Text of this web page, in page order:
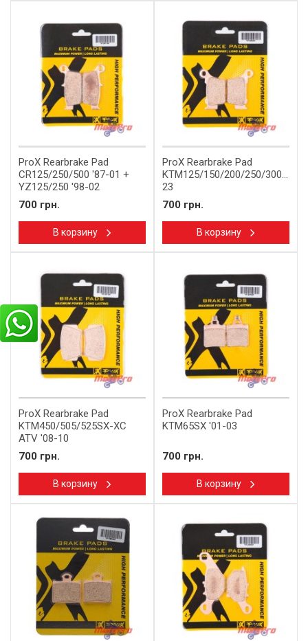
ProX Rearbrake Pad
CR125/250/500 '87-01 +
YZ125/250 '98-02
700 грн.
В корзину
ProX Rearbrake Pad
KTM125/150/200/250/300/
23
700 грн.
В корзину
ProX Rearbrake Pad
KTM450/505/525SX-XC
ATV '08-10
700 грн.
В корзину
ProX Rearbrake Pad
KTM65SX '01-03
700 грн.
В корзину